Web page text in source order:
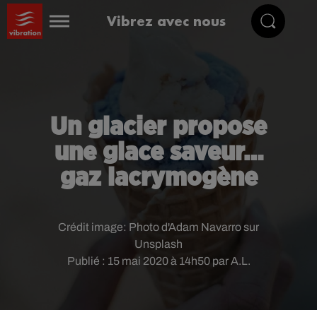
Vibrez avec nous
Un glacier propose
une glace saveur…
gaz lacrymogène
Publié : 15 mai 2020 à 14h50 par A.L.
Crédit image: Photo d'Adam Navarro sur
Unsplash